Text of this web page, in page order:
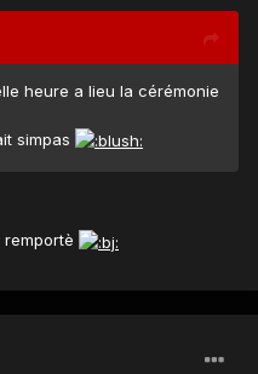
heure a lieu la cérémonie
simpas